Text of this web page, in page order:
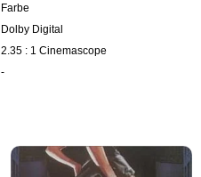
Farbe
Dolby Digital
2.35 : 1 Cinemascope
-